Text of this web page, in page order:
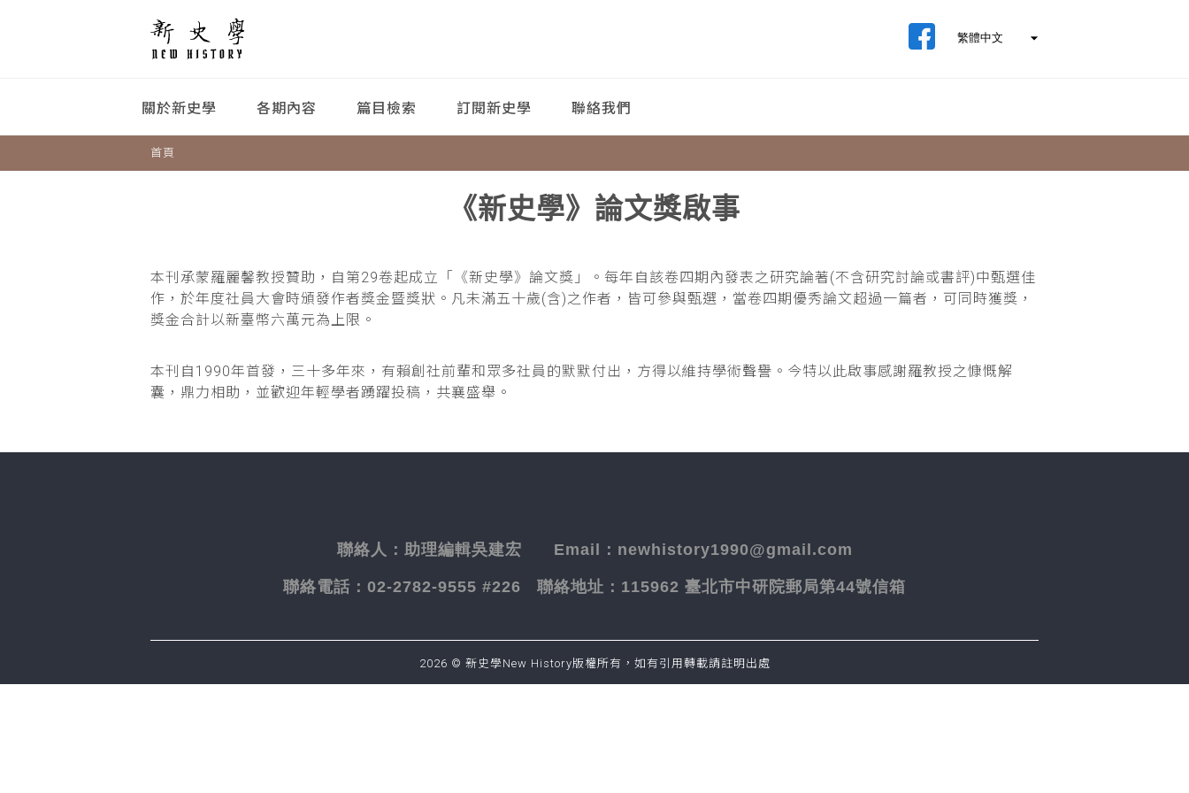
關於新史學 各期內容 篇目檢索 訂閱新史學 聯絡我們
首頁
《新史學》論文獎啟事
本刊承蒙羅麗馨教授贊助，自第29卷起成立「《新史學》論文獎」。每年自該卷四期內發表之研究論著(不含研究討論或書評)中甄選佳
作，於年度社員大會時頒發作者獎金暨獎狀。凡未滿五十歲(含)之作者，皆可參與甄選，當卷四期優秀論文超過一篇者，可同時獲獎，
獎金合計以新臺幣六萬元為上限。
本刊自1990年首發，三十多年來，有賴創社前輩和眾多社員的默默付出，方得以維持學術聲譽。今特以此啟事感謝羅教授之慷慨解
囊，鼎力相助，並歡迎年輕學者踴躍投稿，共襄盛舉。
聯絡人： 助理編輯吳建宏 Email：newhistory1990@gmail.com
聯絡電話： 02-2782-9555 #226 聯絡地址： 115962 臺北市中研院郵局第44號信箱
2026 © 新史學New History版權所有，如有引用轉載請註明出處